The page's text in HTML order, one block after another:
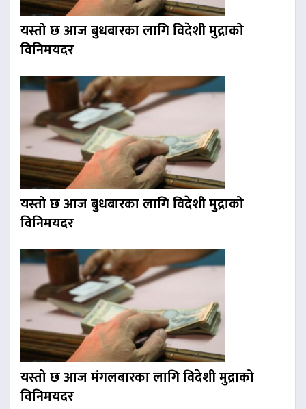
यस्तो छ आज बुधबारका लागि विदेशी मुद्राको
विनिमयदर
यस्तो छ आज बुधबारका लागि विदेशी मुद्राको
विनिमयदर
यस्तो छ आज मंगलबारका लागि विदेशी मुद्राको
विनिमयदर